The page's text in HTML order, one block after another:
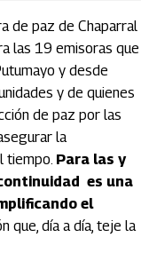
de paz de Chaparral
las 19 emisoras que
y desde
y de quienes
de paz por las
la
tiempo. Para las y
es una
el
que, día a día, teje la